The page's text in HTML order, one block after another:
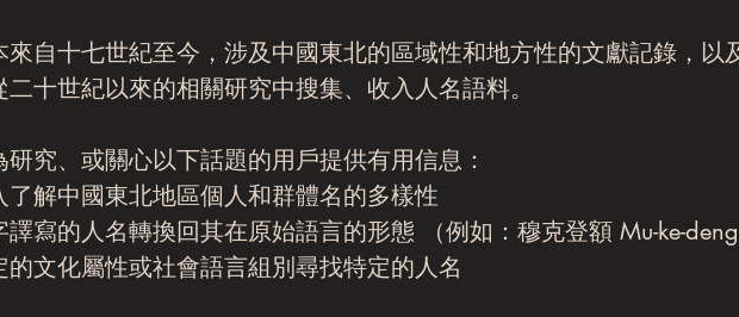
自十七世紀至今，涉及中國東北的區域性和地方性的文獻記錄，以
十世紀以來的相關研究中搜集、收入人名語料。
究、或關心以下話題的用戶提供有用信息：
了解中國東北地區個人和群體名的多樣性
寫的人名轉換回其在原始語言的形態 （例如：穆克登額 Mu-ke-
的文化屬性或社會語言組別尋找特定的人名